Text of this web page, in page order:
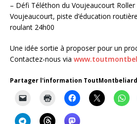
– Défi Téléthon du Voujeaucourt Roller
Voujeaucourt, piste d’éducation
roulant 24h00
Une idée sortie à proposer pour un
Contactez-nous via
Partager l'information